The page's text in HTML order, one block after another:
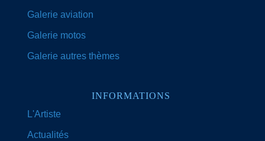
Galerie aviation
Galerie motos
Galerie autres thèmes
INFORMATIONS
L'Artiste
Actualités